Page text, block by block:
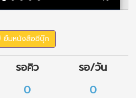
ยืมหนังสืออีบุ๊ก
รอคิว
รอ/วัน
0 0